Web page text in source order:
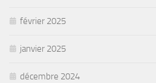
février 2025
janvier 2025
décembre 2024